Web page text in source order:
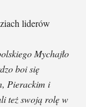
liderów
Mychajło
boi się
Pierackim i
też swoją rolę w